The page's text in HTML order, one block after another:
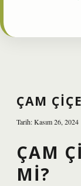
ÇAM
Tarih: Kasım 26, 2024
ÇAM
MI?